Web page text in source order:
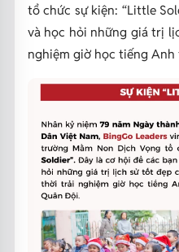
tổ chức sự kiện: “Little
và học hỏi những giá trị
nghiệm giờ học tiếng